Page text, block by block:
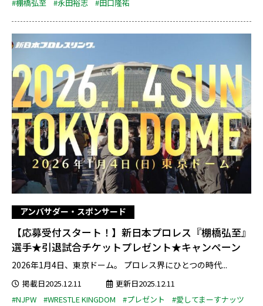
#棚橋弘至
#永田裕志 #田口隆祐
アンバサダー・スポンサード
【応募受付スタート！】新日本プロレス『棚橋弘至』
選手★引退試合チケットプレゼント★キャンペーン
2026年1月4日、東京ドーム。 プロレス界にひとつの時代...
掲載日2025.12.11
更新日2025.12.11
#NJPW
#WRESTLE KINGDOM #プレゼント
#愛してまーすナッツ